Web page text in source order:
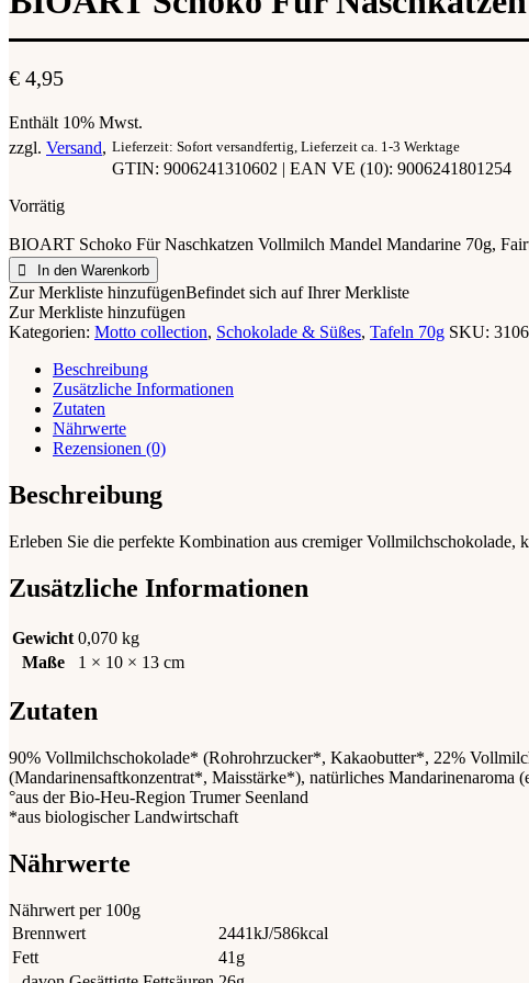
€ 4,95
Enthält 10% Mwst.
zzgl. Versand Lieferzeit: Sofort versandfertig, Lieferzeit ca. 1-3 Werktage
GTIN: 9006241310602 | EAN VE (10): 9006241801254
Vorrätig
BIOART Schoko Für Naschkatzen Vollmilch Mandel Mandarine 70g,
In den Warenkorb
Zur Merkliste hinzufügenBefindet sich auf Ihrer Merkliste
Zur Merkliste hinzufügen
Kategorien: Motto collection, Schokolade & Süßes, Tafeln 70g SKU:
Beschreibung
Zusätzliche Informationen
Zutaten
Nährwerte
Rezensionen (0)
Beschreibung
Erleben Sie die perfekte Kombination aus cremiger
Zusätzliche Informationen
Gewicht 0,070 kg
Maße
1 × 10 × 13 cm
Zutaten
90% Vollmilchschokolade* (Rohrohrzucker*, Kakaobutter*, 22%
(Mandarinensaftkonzentrat*, Maisstärke*), natürliches Mandarinenaroma
°aus der Bio-Heu-Region Trumer Seenland
*aus biologischer Landwirtschaft
Nährwerte
Nährwert per 100g
Brennwert
2441kJ/586kcal
Fett
41g